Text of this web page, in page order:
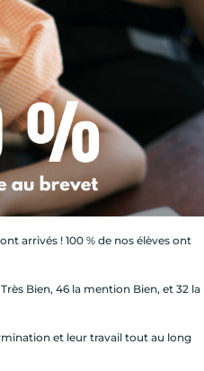
arrivés ! 100 % de nos élèves ont
Bien, 46 la mention Bien, et 32 la
et leur travail tout au long